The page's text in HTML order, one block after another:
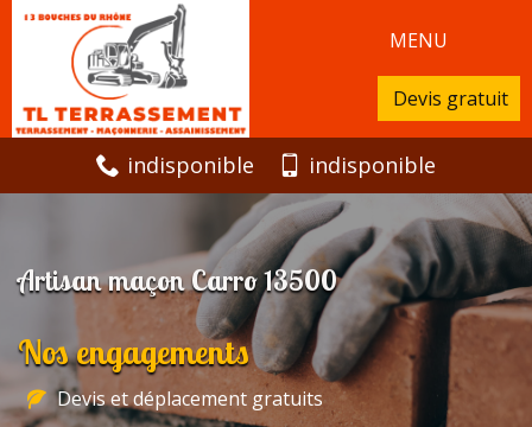
MENU
Devis gratuit
indisponible indisponible
Artisan maçon Carro 13500
Nos engagements
Devis et déplacement gratuits